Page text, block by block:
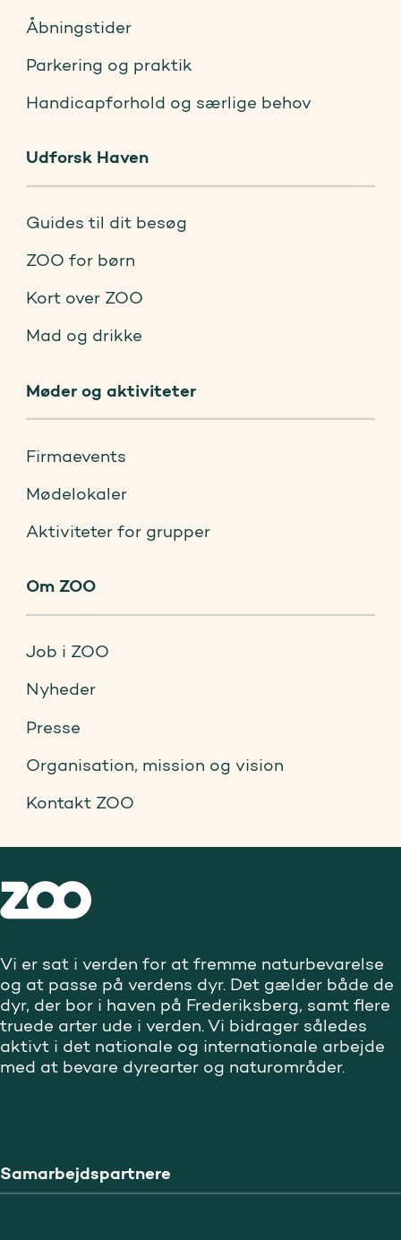
Åbningstider
Parkering og praktik
Handicapforhold og særlige behov
Udforsk Haven
Guides til dit besøg
ZOO for børn
Kort over ZOO
Mad og drikke
Møder og aktiviteter
Firmaevents
Mødelokaler
Aktiviteter for grupper
Om ZOO
Job i ZOO
Nyheder
Presse
Organisation, mission og vision
Kontakt ZOO
Vi er sat i verden for at fremme naturbevarelse
og at passe på verdens dyr. Det gælder både de
dyr, der bor i haven på Frederiksberg, samt flere
truede arter ude i verden. Vi bidrager således
aktivt i det nationale og internationale arbejde
med at bevare dyrearter og naturområder.
Samarbejdspartnere